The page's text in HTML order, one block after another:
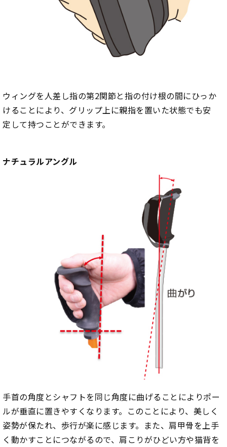
ウィングを人差し指の第2関節と指の付け根の間にひっか
けることにより、グリップ上に親指を置いた状態でも安
定して持つことができます。
ナチュラルアングル
手首の角度とシャフトを同じ角度に曲げることによりポー
ルが垂直に置きやすくなります。このことにより、美しく
姿勢が保たれ、歩行が楽に感じます。また、肩甲骨を上手
く動かすことにつながるので、肩こりがひどい方や猫背を